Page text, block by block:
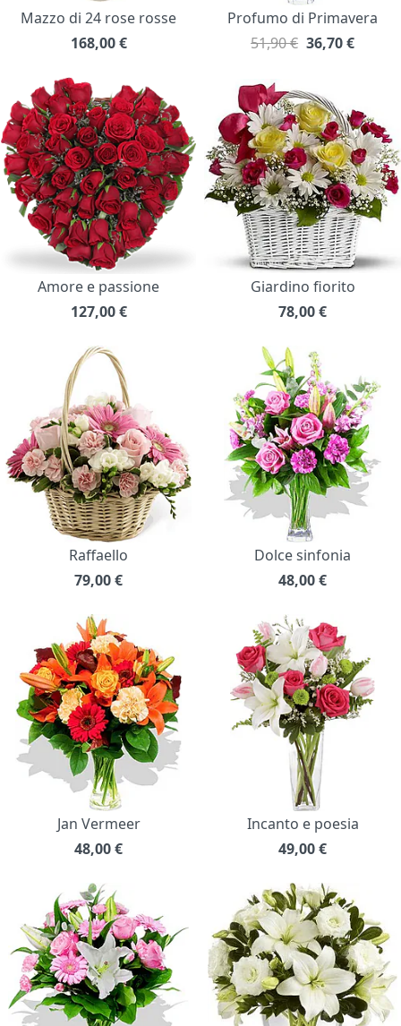
Mazzo di 24 rose rosse
168,00 €
Profumo di Primavera
51,90 € 36,70€
Amore e passione
127,00 €
Giardino fiorito
78,00€
Raffaello
79,00€
Dolce sinfonia
48,00€
Jan Vermeer
48,00€
Incanto e poesia
49,00€